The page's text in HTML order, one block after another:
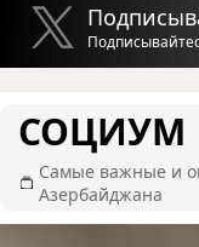
СОЦИУМ
Самые важные и
Азербайджана